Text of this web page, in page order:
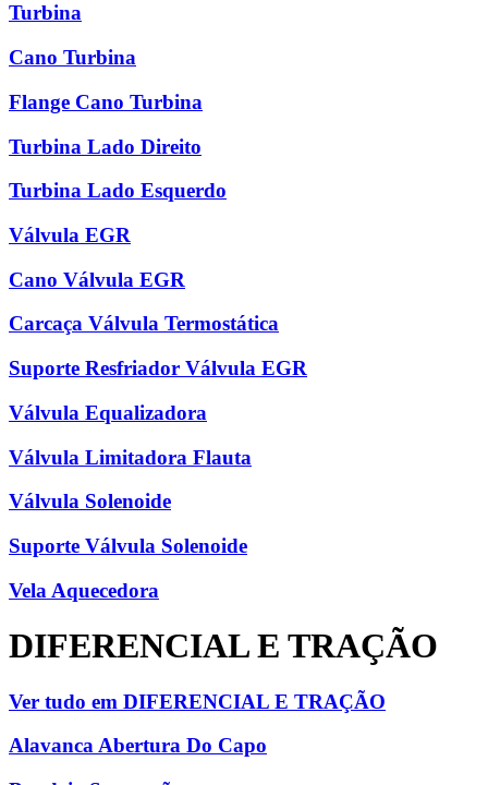
Turbina
Cano Turbina
Flange Cano Turbina
Turbina Lado Direito
Turbina Lado Esquerdo
Válvula EGR
Cano Válvula EGR
Carcaça Válvula Termostática
Suporte Resfriador Válvula EGR
Válvula Equalizadora
Válvula Limitadora Flauta
Válvula Solenoide
Suporte Válvula Solenoide
Vela Aquecedora
DIFERENCIAL E TRAÇÃO
Ver tudo em DIFERENCIAL E TRAÇÃO
Alavanca Abertura Do Capo